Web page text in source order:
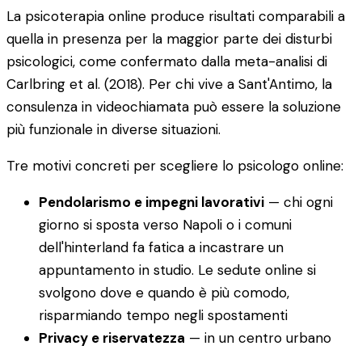
La psicoterapia online produce risultati comparabili a
quella in presenza per la maggior parte dei disturbi
psicologici, come confermato dalla meta-analisi di
Carlbring et al. (2018). Per chi vive a Sant'Antimo, la
consulenza in videochiamata può essere la soluzione
più funzionale in diverse situazioni.
Tre motivi concreti per scegliere lo psicologo online:
Pendolarismo e impegni lavorativi — chi ogni
giorno si sposta verso Napoli o i comuni
dell'hinterland fa fatica a incastrare un
appuntamento in studio. Le sedute online si
svolgono dove e quando è più comodo,
risparmiando tempo negli spostamenti
Privacy e riservatezza — in un centro urbano